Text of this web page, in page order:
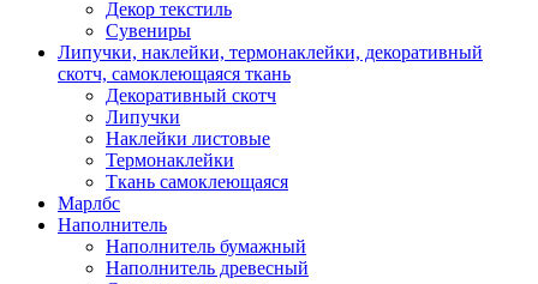
Декор текстиль
Сувениры
Липучки, наклейки, термонаклейки, декоративный
скотч, самоклеющаяся ткань
Декоративный скотч
Липучки
Наклейки листовые
Термонаклейки
Ткань самоклеющаяся
Марлбс
Наполнитель
Наполнитель бумажный
Наполнитель древесный